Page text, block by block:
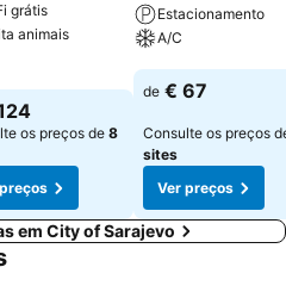
grátis
animais
os preços de 8
Estacionamento
A/C
Ver preços
de € 67
Consulte os preços
sites
Ver preços
em City of Sarajevo